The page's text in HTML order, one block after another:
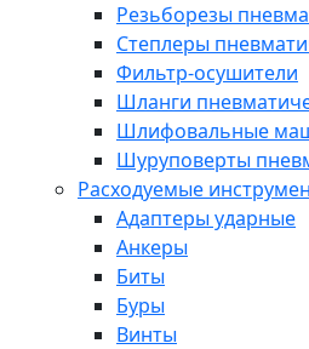
Резьборезы
Степлеры
Фильтр-осушители
Шланги
Шлифовальные
Шуруповерты
Расходуемые
Адаптеры ударные
Анкеры
Биты
Буры
Винты